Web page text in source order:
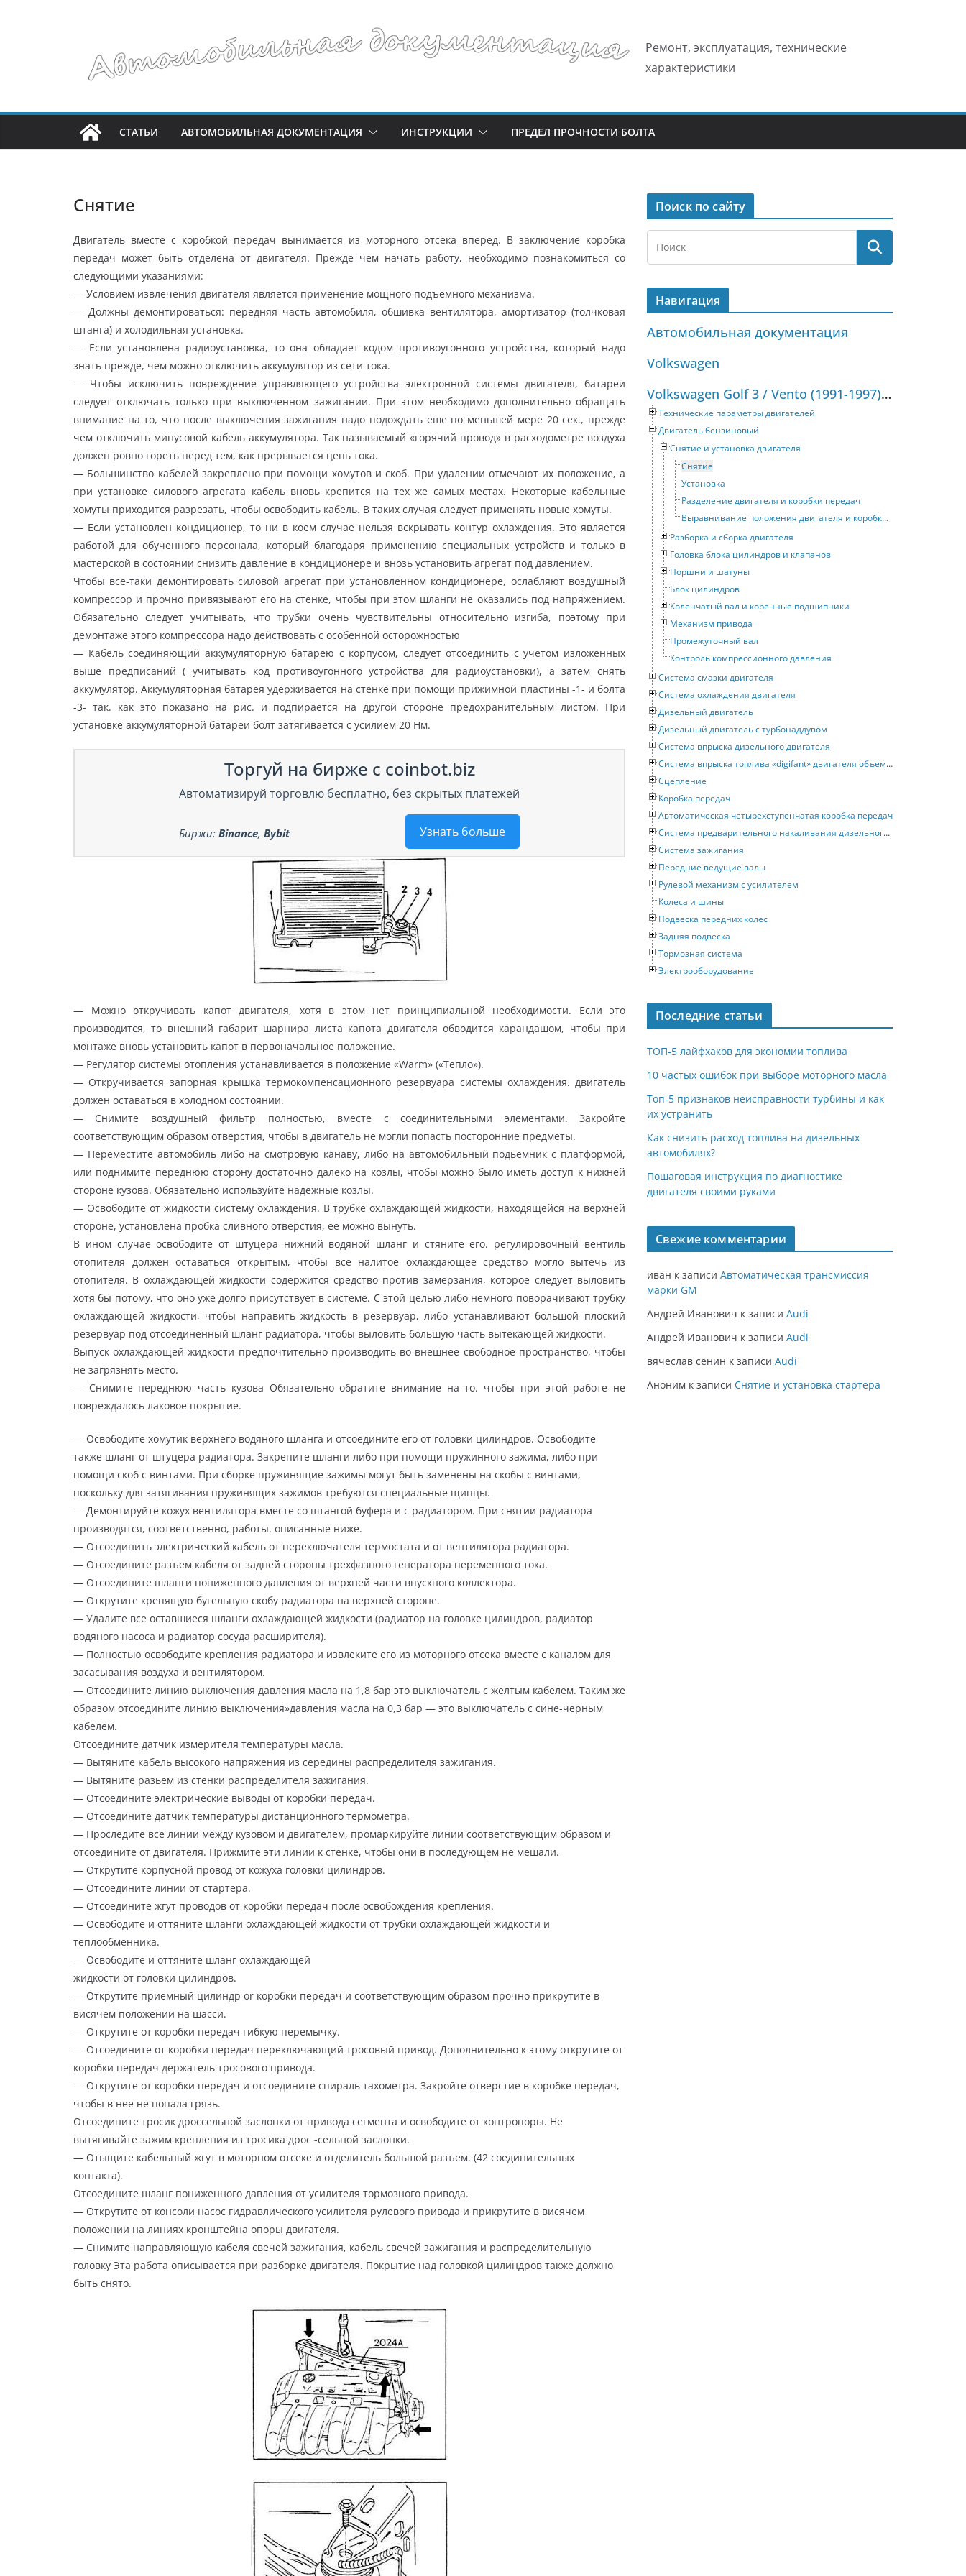
Ремонт, эксплуатация, технические
характеристики
СТАТЬИ АВТОМОБИЛЬНАЯ ДОКУМЕНТАЦИЯ ИНСТРУКЦИИ ПРЕДЕЛ ПРОЧНОСТИ БОЛТА
Снятие
Двигатель вместе с коробкой передач вынимается из моторного отсека вперед. В заключение коробка
передач может быть отделена от двигателя. Прежде чем начать работу, необходимо познакомиться со
следующими указаниями:
— Условием извлечения двигателя является применение мощного подъемного механизма.
— Должны демонтироваться: передняя часть автомобиля, обшивка вентилятора, амортизатор (толчковая
штанга) и холодильная установка.
— Если установлена радиоустановка, то она обладает кодом противоугонного устройства, который надо
знать прежде, чем можно отключить аккумулятор из сети тока.
— Чтобы исключить повреждение управляющего устройства электронной системы двигателя, батареи
следует отключать только при выключенном зажигании. При этом необходимо дополнительно обращать
внимание на то, что после выключения зажигания надо подождать еше по меньшей мере 20 сек., прежде
чем отключить минусовой кабель аккумулятора. Так называемый «горячий провод» в расходометре воздуха
должен ровно гореть перед тем, как прерывается цепь тока.
— Большинство кабелей закреплено при помощи хомутов и скоб. При удалении отмечают их положение, а
при установке силового агрегата кабель вновь крепится на тех же самых местах. Некоторые кабельные
хомуты приходится разрезать, чтобы освободить кабель. В таких случая следует применять новые хомуты.
— Если установлен кондиционер, то ни в коем случае нельзя вскрывать контур охлаждения. Это является
работой для обученного персонала, который благодаря применению специальных устройств и только в
мастерской в состоянии снизить давление в кондиционере и внозь установить агрегат под давлением.
Чтобы все-таки демонтировать силовой агрегат при установленном кондиционере, ослабляют воздушный
компрессор и прочно привязывают его на стенке, чтобы при этом шланги не оказались под напряжением.
Обязательно следует учитывать, что трубки очень чувствительны относительно изгиба, поэтому при
демонтаже этого компрессора надо действовать с особенной осторожностью
— Кабель соединяющий аккумуляторную батарею с корпусом, следует отсоединить с учетом изложенных
выше предписаний ( учитывать код противоугонного устройства для радиоустановки), а затем снять
аккумулятор. Аккумуляторная батарея удерживается на стенке при помощи прижимной пластины -1- и болта
-3- так. как это показано на рис. и подпирается на другой стороне предохранительным листом. При
установке аккумуляторной батареи болт затягивается с усилием 20 Нм.
Торгуй на бирже с coinbot.biz
Автоматизируй торговлю бесплатно, без скрытых платежей
Узнать больше
Биржи: Binance, Bybit
— Можно откручивать капот двигателя, хотя в этом нет принципиальной необходимости. Если это
производится, то внешний габарит шарнира листа капота двигателя обводится карандашом, чтобы при
монтаже вновь установить капот в первоначальное положение.
— Регулятор системы отопления устанавливается в положение «Warm» («Тепло»).
— Откручивается запорная крышка термокомпенсационного резервуара системы охлаждения. двигатель
должен оставаться в холодном состоянии.
— Снимите воздушный фильтр полностью, вместе с соединительными элементами. Закройте
соответствующим образом отверстия, чтобы в двигатель не могли попасть посторонние предметы.
— Переместите автомобиль либо на смотровую канаву, либо на автомобильный подьемник с платформой,
или поднимите переднюю сторону достаточно далеко на козлы, чтобы можно было иметь доступ к нижней
стороне кузова. Обязательно используйте надежные козлы.
— Освободите от жидкости систему охлаждения. В трубке охлаждающей жидкости, находящейся на верхней
стороне, установлена пробка сливного отверстия, ее можно вынуть.
В ином случае освободите от штуцера нижний водяной шланг и стяните его. регулировочный вентиль
отопителя должен оставаться открытым, чтобы все налитое охлаждающее средство могло вытечь из
отопителя. В охлаждающей жидкости содержится средство против замерзания, которое следует выловить
хотя бы потому, что оно уже долго присутствует в системе. С этой целью либо немного поворачивают трубку
охлаждающей жидкости, чтобы направить жидкость в резервуар, либо устанавливают большой плоский
резервуар под отсоединенный шланг радиатора, чтобы выловить большую часть вытекающей жидкости.
Выпуск охлаждающей жидкости предпочтительно производить во внешнее свободное пространство, чтобы
не загрязнять место.
— Снимите переднюю часть кузова Обязательно обратите внимание на то. чтобы при этой работе не
повреждалось лаковое покрытие.
— Освободите хомутик верхнего водяного шланга и отсоедините его от головки цилиндров. Освободите
также шланг от штуцера радиатора. Закрепите шланги либо при помощи пружинного зажима, либо при
помощи скоб с винтами. При сборке пружинящие зажимы могут быть заменены на скобы с винтами,
поскольку для затягивания пружинящих зажимов требуются специальные щипцы.
— Демонтируйте кожух вентилятора вместе со штангой буфера и с радиатором. При снятии радиатора
производятся, соответственно, работы. описанные ниже.
— Отсоединить электрический кабель от переключателя термостата и от вентилятора радиатора.
— Отсоедините разъем кабеля от задней стороны трехфазного генератора переменного тока.
— Отсоедините шланги пониженного давления от верхней части впускного коллектора.
— Открутите крепящую бугельную скобу радиатора на верхней стороне.
— Удалите все оставшиеся шланги охлаждающей жидкости (радиатор на головке цилиндров, радиатор
водяного насоса и радиатор сосуда расширителя).
— Полностью освободите крепления радиатора и извлеките его из моторного отсека вместе с каналом для
засасывания воздуха и вентилятором.
— Отсоедините линию выключения давления масла на 1,8 бар это выключатель с желтым кабелем. Таким же
образом отсоедините линию выключения»давления масла на 0,3 бар — это выключатель с сине-черным
кабелем.
Отсоедините датчик измерителя температуры масла.
— Вытяните кабель высокого напряжения из середины распределителя зажигания.
— Вытяните разьем из стенки распределителя зажигания.
— Отсоедините электрические выводы от коробки передач.
— Отсоедините датчик температуры дистанционного термометра.
— Проследите все линии между кузовом и двигателем, промаркируйте линии соответствующим образом и
отсоедините от двигателя. Прижмите эти линии к стенке, чтобы они в последующем не мешали.
— Открутите корпусной провод от кожуха головки цилиндров.
— Отсоедините линии от стартера.
— Отсоедините жгут проводов от коробки передач после освобождения крепления.
— Освободите и оттяните шланги охлаждающей жидкости от трубки охлаждающей жидкости и
теплообменника.
— Освободите и оттяните шланг охлаждающей
жидкости от головки цилиндров.
— Открутите приемный цилиндр or коробки передач и соответствующим образом прочно прикрутите в
висячем положении на шасси.
— Открутите от коробки передач гибкую перемычку.
— Отсоедините от коробки передач переключающий тросовый привод. Дополнительно к этому открутите от
коробки передач держатель тросового привода.
— Открутите от коробки передач и отсоедините спираль тахометра. Закройте отверстие в коробке передач,
чтобы в нее не попала грязь.
Отсоедините тросик дроссельной заслонки от привода сегмента и освободите от контропоры. Не
вытягивайте зажим крепления из тросика дрос -сельной заслонки.
— Отыщите кабельный жгут в моторном отсеке и отделитель большой разъем. (42 соединительных
контакта).
Отсоедините шланг пониженного давления от усилителя тормозного привода.
— Открутите от консоли насос гидравлического усилителя рулевого привода и прикрутите в висячем
положении на линиях кронштейна опоры двигателя.
— Снимите направляющую кабеля свечей зажигания, кабель свечей зажигания и распределительную
головку Эта работа описывается при разборке двигателя. Покрытие над головкой цилиндров также должно
быть снято.
Поиск по сайту
Навигация
Автомобильная документация
Volkswagen
Volkswagen Golf 3 / Vento (1991-1997) Руководство по ремонту и техническому обслуживанию
Технические параметры двигателей
Двигатель бензиновый
Снятие и установка двигателя
Снятие
Установка
Разделение двигателя и коробки передач
Выравнивание положения двигателя и коробки передач
Разборка и сборка двигателя
Головка блока цилиндров и клапанов
Поршни и шатуны
Блок цилиндров
Коленчатый вал и коренные подшипники
Механизм привода
Промежуточный вал
Контроль компрессионного давления
Система смазки двигателя
Система охлаждения двигателя
Дизельный двигатель
Дизельный двигатель с турбонаддувом
Система впрыска дизельного двигателя
Система впрыска топлива «digifant» двигателя объемом 2 литра
Сцепление
Коробка передач
Автоматическая четырехступенчатая коробка передач
Система предварительного накаливания дизельного двигателя
Система зажигания
Передние ведущие валы
Рулевой механизм с усилителем
Колеса и шины
Подвеска передних колес
Задняя подвеска
Тормозная система
Электрооборудование
Последние статьи
ТОП-5 лайфхаков для экономии топлива
10 частых ошибок при выборе моторного масла
Топ-5 признаков неисправности турбины и как
их устранить
Как снизить расход топлива на дизельных
автомобилях?
Пошаговая инструкция по диагностике
двигателя своими руками
Свежие комментарии
иван к записи Автоматическая трансмиссия
марки GM
Андрей Иванович к записи Audi
Андрей Иванович к записи Audi
вячеслав сенин к записи Audi
Аноним к записи Снятие и установка стартера